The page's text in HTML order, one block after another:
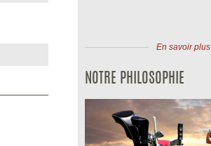
En savoir plus
NOTRE PHILOSOPHIE